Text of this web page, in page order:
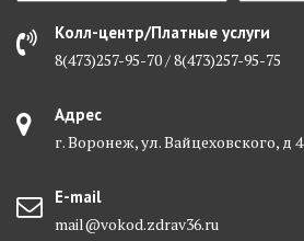
Колл-центр/Платные услуги
8(473)257-95-70 / 8(473)257-95-75
Адрес
г. Воронеж, ул. Вайцеховского, д 4
E-mail
mail@vokod.zdrav36.ru